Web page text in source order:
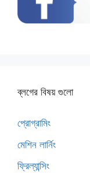
ব্লগের বিষয় গুলো
প্রোগ্রামিং
মেশিন লার্নিং
ফ্রিল্যান্সিং